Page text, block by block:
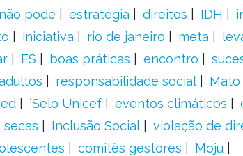
pode estratégia direitos IDH
iniciativa rio de janeiro meta
ES boas práticas encontro
responsabilidade social Mato
´Selo Unicef eventos climáticos
secas Inclusão Social
violação de
comitês gestores
Moju